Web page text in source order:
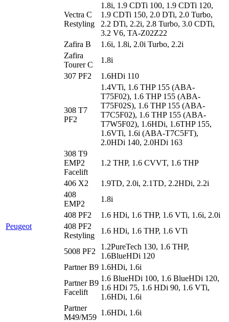
Vectra C
Restyling
1.8i, 1.9 CDTi 100, 1.9 CDTi 120,
1.9 CDTi 150, 2.0 DTi, 2.0 Turbo,
2.2 DTi, 2.2i, 2.8 Turbo, 3.0 CDTi,
3.2 V6, TA-Z02Z22
Zafira B
1.6i, 1.8i, 2.0i Turbo, 2.2i
Zafira
Tourer C
1.8i
Peugeot
307 PF2 1.6HDi 110
308 T7
PF2
1.4VTi, 1.6 THP 155 (ABA-
T75F02), 1.6 THP 155 (ABA-
T75F02S), 1.6 THP 155 (ABA-
T7C5F02), 1.6 THP 155 (ABA-
T7W5F02), 1.6HDi, 1.6THP 155,
1.6VTi, 1.6i (ABA-T7C5FT),
2.0HDi 140, 2.0HDi 163
308 T9
EMP2
Facelift
1.2 THP, 1.6 CVVT, 1.6 THP
406 X2
1.9TD, 2.0i, 2.1TD, 2.2HDi, 2.2i
408
EMP2
1.8i
408 PF2
1.6 HDi, 1.6 THP, 1.6 VTi, 1.6i, 2.0i
408 PF2
Restyling
1.6 HDi, 1.6 THP, 1.6 VTi
5008 PF2
1.2PureTech 130, 1.6 THP,
1.6BlueHDi 120
Partner B9 1.6HDi, 1.6i
Partner B9
Facelift
1.6 BlueHDi 100, 1.6 BlueHDi 120,
1.6 HDi 75, 1.6 HDi 90, 1.6 VTi,
1.6HDi, 1.6i
Partner
M49/M59
1.6HDi, 1.6i